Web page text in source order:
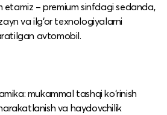
etamiz – premium sinfdagi sedanda,
va ilg‘or texnologiyalarni
avtomobil.
mukammal tashqi ko‘rinish
va haydovchilik